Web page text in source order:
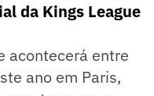
da Kings League
acontecerá entre
ano em Paris,